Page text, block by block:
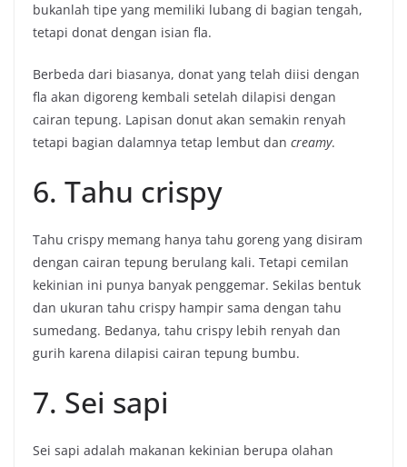
bukanlah tipe yang memiliki lubang di bagian tengah,
tetapi donat dengan isian fla.
Berbeda dari biasanya, donat yang telah diisi dengan
fla akan digoreng kembali setelah dilapisi dengan
cairan tepung. Lapisan donut akan semakin renyah
tetapi bagian dalamnya tetap lembut dan creamy.
6. Tahu crispy
Tahu crispy memang hanya tahu goreng yang disiram
dengan cairan tepung berulang kali. Tetapi cemilan
kekinian ini punya banyak penggemar. Sekilas bentuk
dan ukuran tahu crispy hampir sama dengan tahu
sumedang. Bedanya, tahu crispy lebih renyah dan
gurih karena dilapisi cairan tepung bumbu.
7. Sei sapi
Sei sapi adalah makanan kekinian berupa olahan